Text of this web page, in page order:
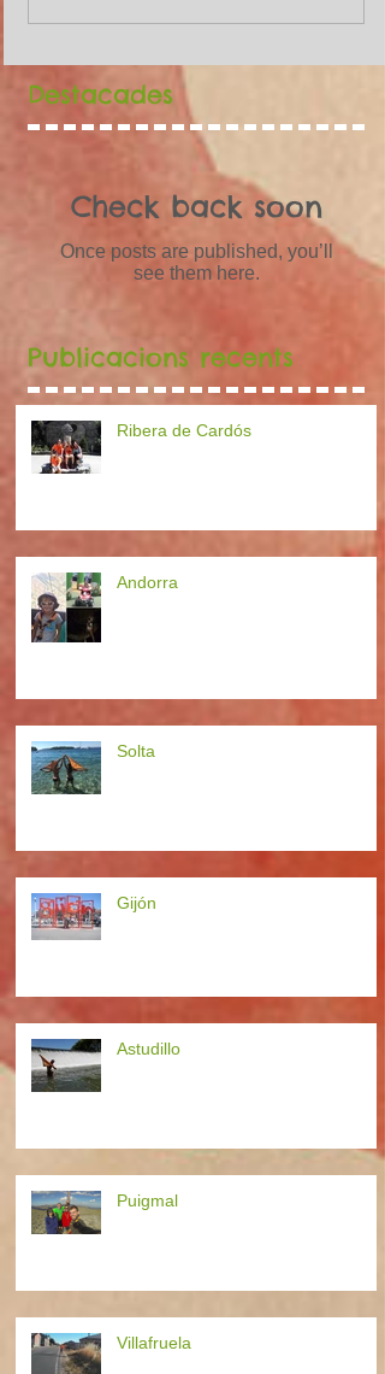
Destacades
Check back soon
Once posts are published, you’ll
see them here.
Publicacions recents
Ribera de Cardós
Andorra
Solta
Gijón
Astudillo
Puigmal
Villafruela